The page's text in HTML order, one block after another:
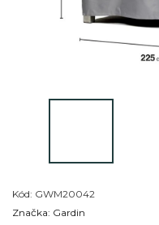
Kód: GWM20042
Značka: Gardin